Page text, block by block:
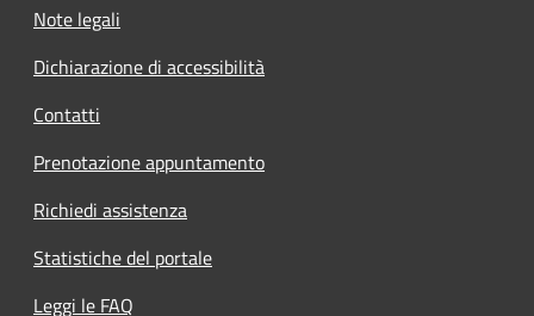
Note legali
Dichiarazione di accessibilità
Contatti
Prenotazione appuntamento
Richiedi assistenza
Statistiche del portale
Leggi le FAQ